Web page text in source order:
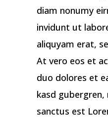
diam nonumy
invidunt ut
aliquyam erat,
At vero eos et
duo dolores et
kasd
sanctus est